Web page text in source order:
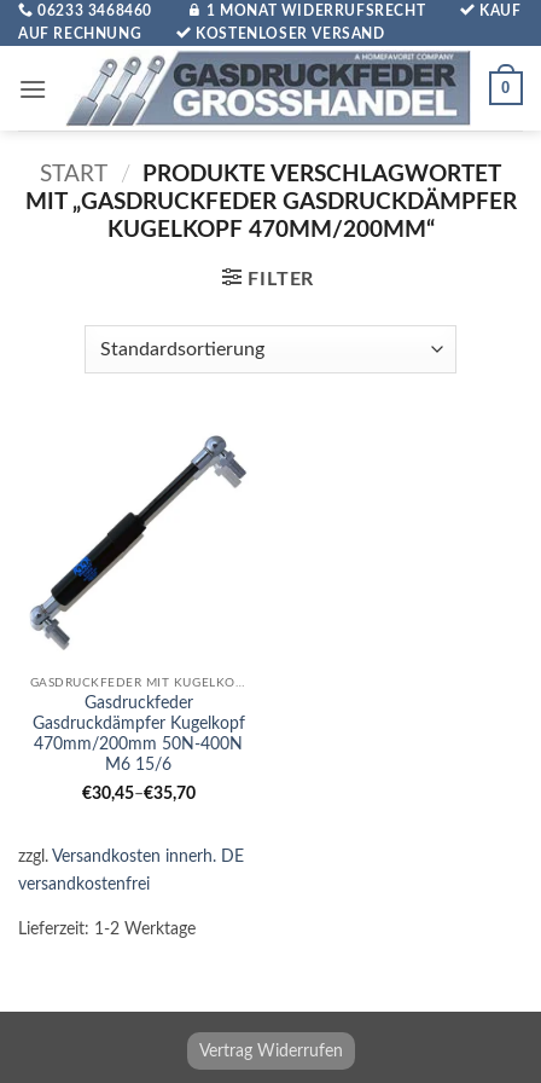
Zum
Inhalt
06233 3468460 1 MONAT WIDERRUFSRECHT
KAUF
AUF RECHNUNG
KOSTENLOSER VERSAND
0
START /
PRODUKTE VERSCHLAGWORTET
MIT „GASDRUCKFEDER GASDRUCKDÄMPFER
KUGELKOPF 470MM/200MM“
FILTER
GASDRUCKFEDER MIT KUGELKOPF
Gasdruckfeder
Gasdruckdämpfer Kugelkopf
470mm/200mm 50N-400N
M6 15/6
€30,45–€35,70
zzgl. Versandkosten innerh. DE
versandkostenfrei
Lieferzeit: 1-2 Werktage
Vertrag Widerrufen